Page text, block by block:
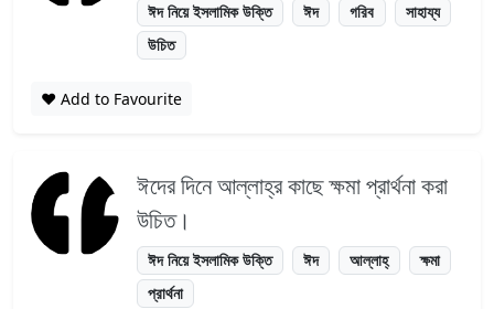
ঈদ নিয়ে ইসলামিক উক্তি ঈদ গরিব
সাহায্য
উচিত
❤️ Add to Favourite
ঈদের দিনে আল্লাহ্‌র কাছে ক্ষমা প্রার্থনা করা
উচিত।
ঈদ নিয়ে ইসলামিক উক্তি ঈদ আল্লাহ্
ক্ষমা
প্রার্থনা